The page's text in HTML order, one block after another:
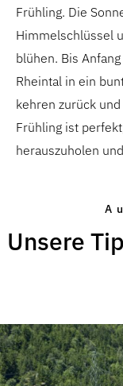
Frühling. Die
Himmelschlüssel
blühen. Bis
Rheintal in ein
kehren zurück
Frühling ist
herauszuholen
Unsere